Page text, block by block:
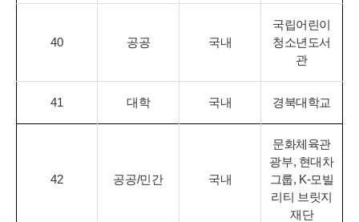
40 공공 국내
국립어린이
청소년도서
관
41 대학 국내 경북대학교
42 공공/민간 국내
문화체육관
광부, 현대차
그룹, K-모빌
리티 브릿지
재단